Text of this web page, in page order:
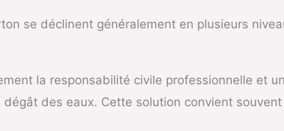
se déclinent généralement en plusieurs
la responsabilité civile professionnelle et
dégât des eaux. Cette solution convient